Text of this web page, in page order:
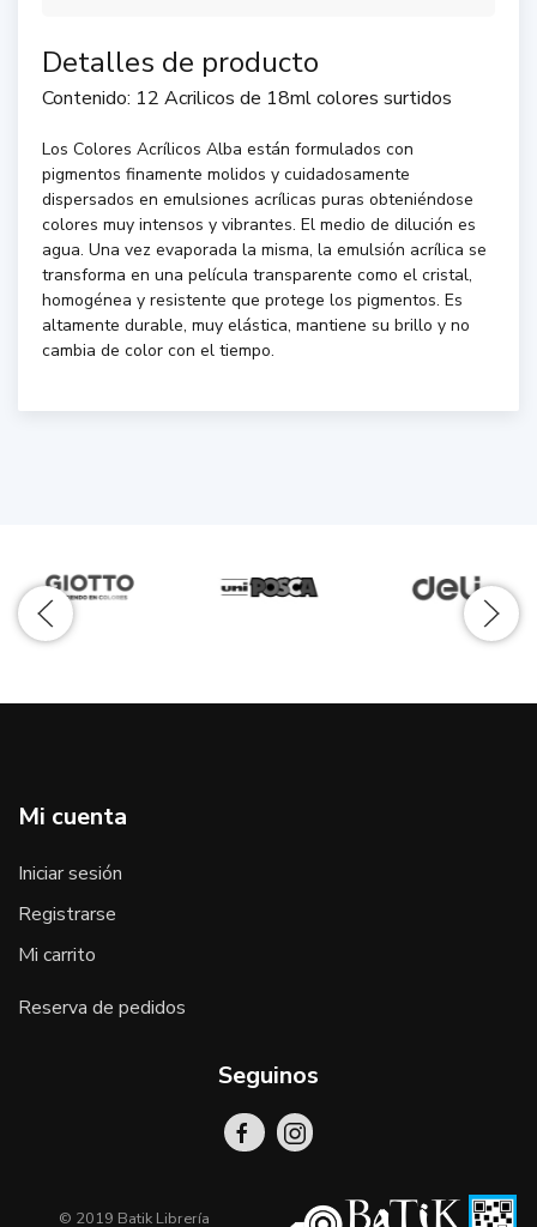
Detalles de producto
Contenido: 12 Acrilicos de 18ml colores surtidos
Los Colores Acrílicos Alba están formulados con
pigmentos finamente molidos y cuidadosamente
dispersados en emulsiones acrílicas puras obteniéndose
colores muy intensos y vibrantes. El medio de dilución es
agua. Una vez evaporada la misma, la emulsión acrílica se
transforma en una película transparente como el cristal,
homogénea y resistente que protege los pigmentos. Es
altamente durable, muy elástica, mantiene su brillo y no
cambia de color con el tiempo.
Mi cuenta
Iniciar sesión
Registrarse
Mi carrito
Reserva de pedidos
Seguinos
© 2019 Batik Librería